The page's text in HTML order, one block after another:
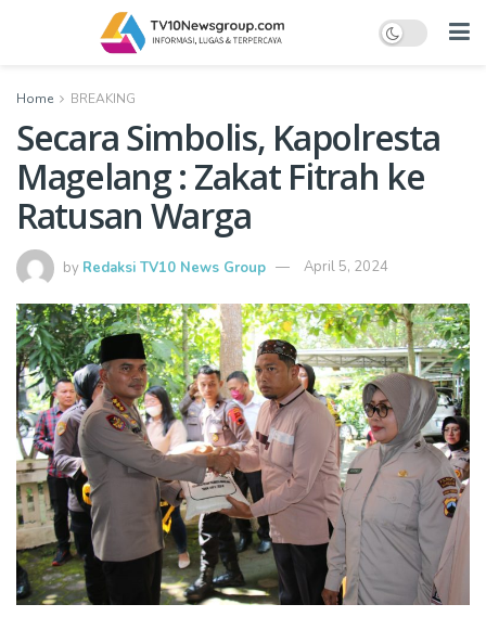
Home BREAKING
Secara Simbolis, Kapolresta
Magelang : Zakat Fitrah ke
Ratusan Warga
by Redaksi TV10 News Group April 5, 2024